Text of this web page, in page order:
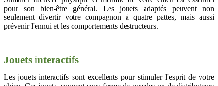
pour son bien-être général. Les jouets adaptés peuvent non
seulement divertir votre compagnon à quatre pattes, mais aussi
prévenir l'ennui et les comportements destructeurs.
Jouets interactifs
Les jouets interactifs sont excellents pour stimuler l'esprit de votre